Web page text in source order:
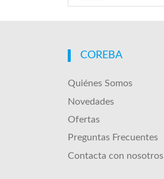
COREBA
Quiénes Somos
Novedades
Ofertas
Preguntas Frecuentes
Contacta con nosotros